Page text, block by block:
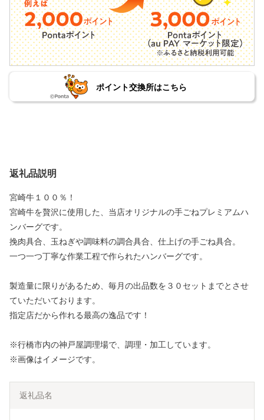
ポイント交換所はこちら
返礼品説明
宮崎牛１００％！
宮崎牛を贅沢に使用した、当店オリジナルの手ごねプレミアムハ
ンバーグです。
挽肉具合、玉ねぎや調味料の調合具合、仕上げの手ごね具合。
一つ一つ丁寧な作業工程で作られたハンバーグです。
製造量に限りがあるため、毎月の出品数を３０セットまでとさせ
ていただいております。
指定店だから作れる最高の逸品です！
※行橋市内の神戸屋調理場で、調理・加工しています。
※画像はイメージです。
返礼品名